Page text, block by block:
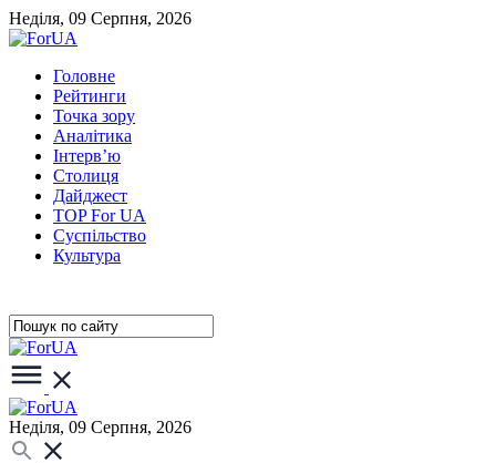
Неділя, 09 Серпня, 2026
Головне
Рейтинги
Точка зору
Аналітика
Інтерв’ю
Столиця
Дайджест
TOP For UA
Суспiльство
Культура
Неділя, 09 Серпня, 2026